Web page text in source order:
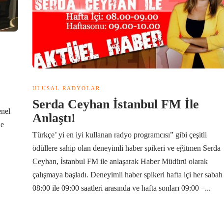
ULUSAL RADYOLAR
Serda Ceyhan İstanbul FM İle
Anlaştı!
Türkçe’ yi en iyi kullanan radyo programcısı” gibi çeşitli
ödüllere sahip olan deneyimli haber spikeri ve eğitmen Serda
Ceyhan, İstanbul FM ile anlaşarak Haber Müdürü olarak
çalışmaya başladı. Deneyimli haber spikeri hafta içi her sabah
08:00 ile 09:00 saatleri arasında ve hafta sonları 09:00 –...